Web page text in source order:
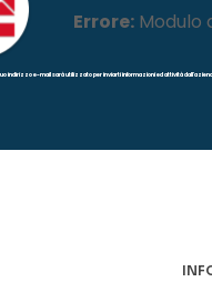
Errore:Modulo
indirizzo e-mail sarà utilizzato per inviarti informazioni ed attività